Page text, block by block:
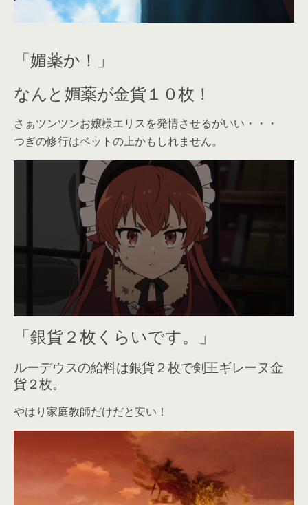
「媚薬か！」
なんと媚薬が金貨１０枚！
さぁツンツンお嬢様エリスを発情させるがいい・・・
つぎの修行はベットの上かもしれません。
「銀貨２枚くらいです。」
ルーデウスの給料は銀貨２枚で剣王ギレーヌ金
貨２枚。
やはり家庭教師だけだと安い！